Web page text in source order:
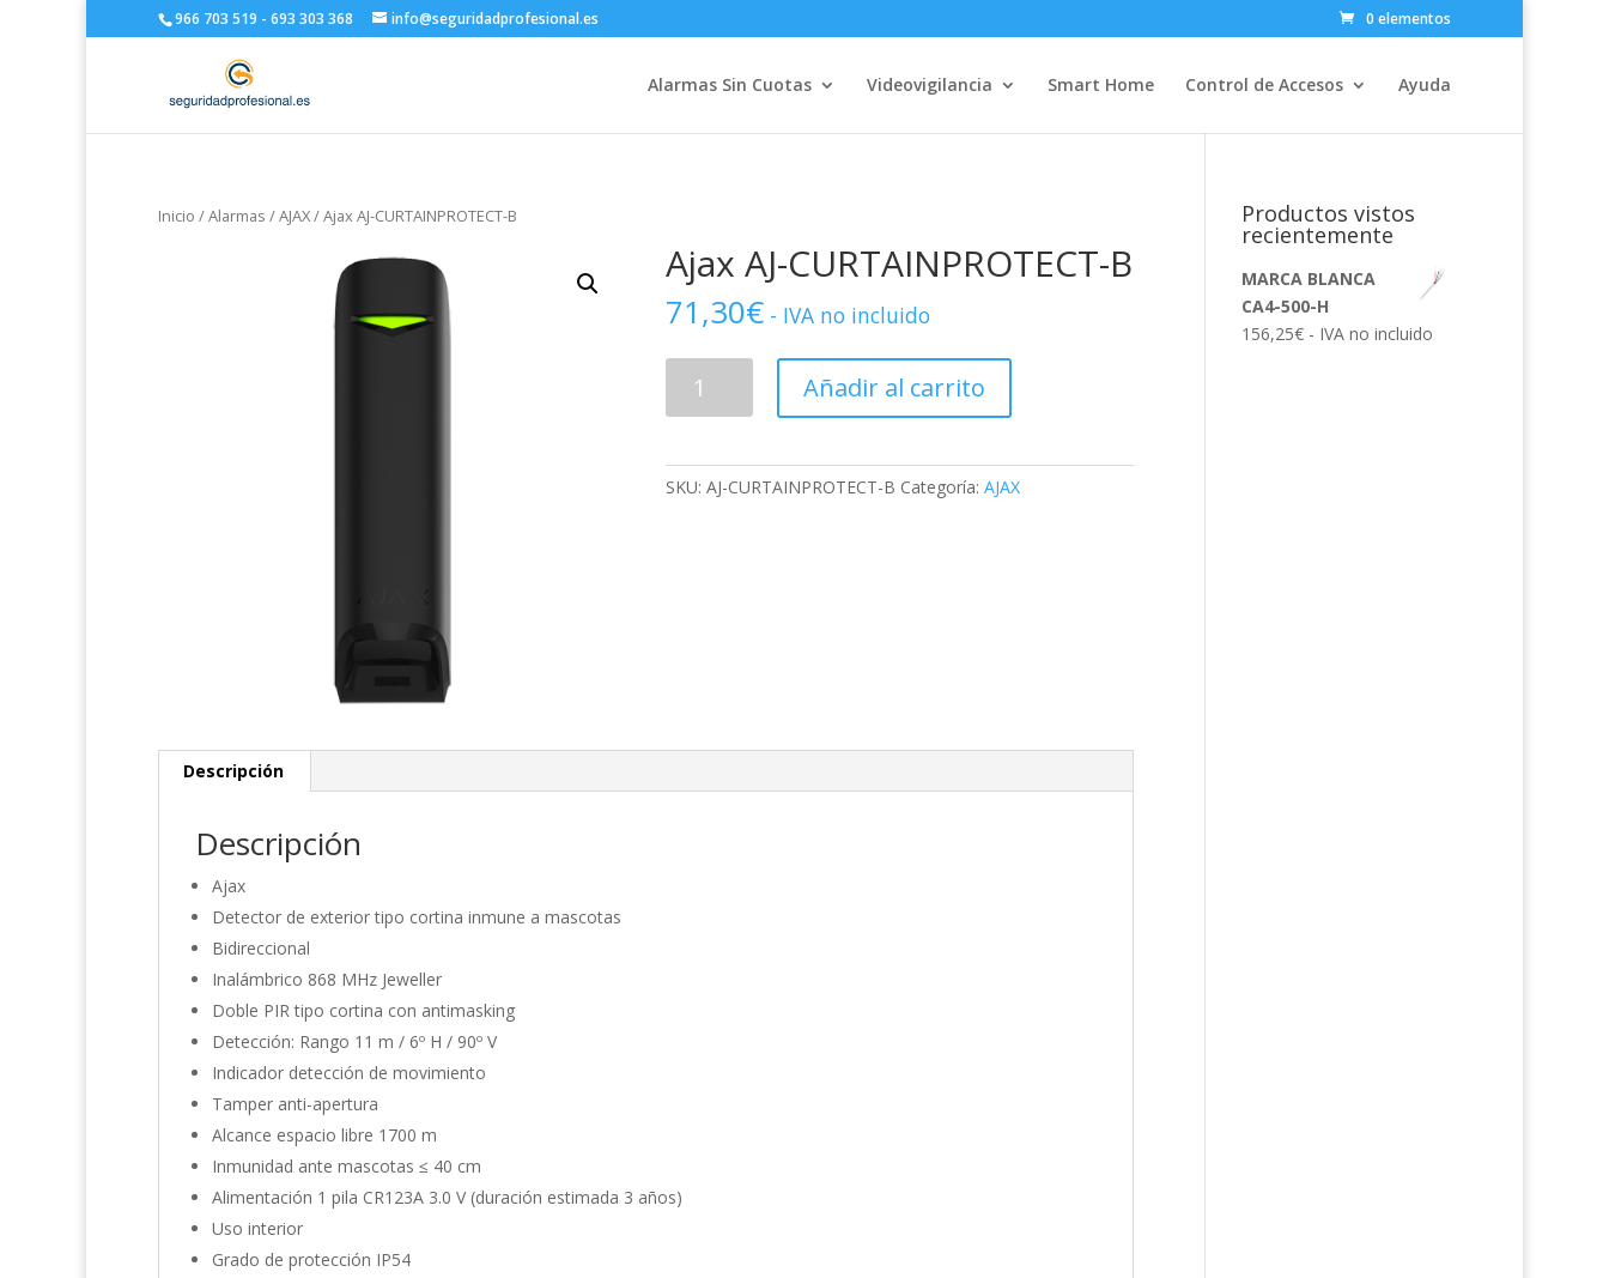
966 703 519 - 693 303 368 info@seguridadprofesional.es 0 elementos
Alarmas Sin Cuotas Videovigilancia Smart Home Control de Accesos Ayuda
Inicio /Alarmas /AJAX/ Ajax AJ-CURTAINPROTECT-B
Ajax AJ-CURTAINPROTECT-B
71,30€ - IVA no incluido
CURTAINPROTECT-
cantidad
Añadir al carrito
SKU:AJ-CURTAINPROTECT-B Categoría:AJAX
Descripción
Descripción
Ajax
Detector de exterior tipo cortina inmune a mascotas
Bidireccional
Inalámbrico 868 MHz Jeweller
Doble PIR tipo cortina con antimasking
Detección: Rango 11 m / 6º H / 90º V
Indicador detección de movimiento
Tamper anti-apertura
Alcance espacio libre 1700 m
Inmunidad ante mascotas ≤ 40 cm
Alimentación 1 pila CR123A 3.0 V (duración estimada 3 años)
Uso interior
Grado de protección IP54
Productos vistos
recientemente
MARCA BLANCA
CA4-500-H
156,25€ - IVA no incluido